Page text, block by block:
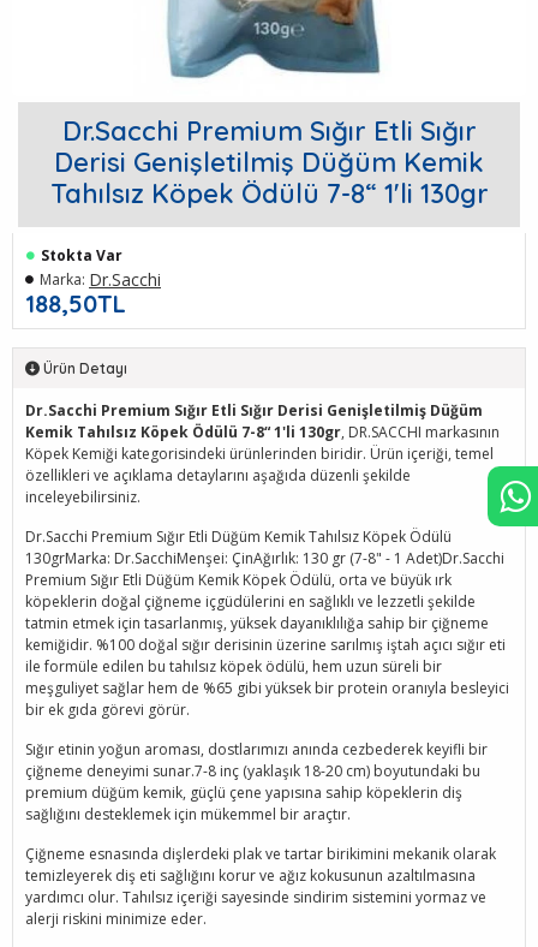
Dr.Sacchi Premium Sığır Etli Sığır
Derisi Genişletilmiş Düğüm Kemik
Tahılsız Köpek Ödülü 7-8“ 1'li 130gr
188,50TL
Stokta Var
Marka: Dr.Sacchi
Ürün Detayı
Dr.Sacchi Premium Sığır Etli Sığır Derisi Genişletilmiş Düğüm
Kemik Tahılsız Köpek Ödülü 7-8“ 1'li 130gr, DR.SACCHI markasının
Köpek Kemiği kategorisindeki ürünlerinden biridir. Ürün içeriği, temel
özellikleri ve açıklama detaylarını aşağıda düzenli şekilde
inceleyebilirsiniz.
Dr.Sacchi Premium Sığır Etli Düğüm Kemik Tahılsız Köpek Ödülü
130grMarka: Dr.SacchiMenşei: ÇinAğırlık: 130 gr (7-8" - 1 Adet)Dr.Sacchi
Premium Sığır Etli Düğüm Kemik Köpek Ödülü, orta ve büyük ırk
köpeklerin doğal çiğneme içgüdülerini en sağlıklı ve lezzetli şekilde
tatmin etmek için tasarlanmış, yüksek dayanıklılığa sahip bir çiğneme
kemiğidir. %100 doğal sığır derisinin üzerine sarılmış iştah açıcı sığır eti
ile formüle edilen bu tahılsız köpek ödülü, hem uzun süreli bir
meşguliyet sağlar hem de %65 gibi yüksek bir protein oranıyla besleyici
bir ek gıda görevi görür.
Sığır etinin yoğun aroması, dostlarımızı anında cezbederek keyifli bir
çiğneme deneyimi sunar.7-8 inç (yaklaşık 18-20 cm) boyutundaki bu
premium düğüm kemik, güçlü çene yapısına sahip köpeklerin diş
sağlığını desteklemek için mükemmel bir araçtır.
Çiğneme esnasında dişlerdeki plak ve tartar birikimini mekanik olarak
temizleyerek diş eti sağlığını korur ve ağız kokusunun azaltılmasına
yardımcı olur. Tahılsız içeriği sayesinde sindirim sistemini yormaz ve
alerji riskini minimize eder.